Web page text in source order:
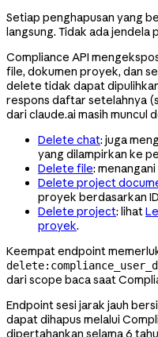
Setiap penghapusan yang
langsung. Tidak ada jendela
Compliance API
file, dokumen proyek, dan
delete tidak dapat
respons daftar setelahnya
dari claude.ai masih muncul
Delete chat: juga
yang dilampirkan ke
Delete file:
Delete project
proyek berdasarkan
Delete project: lihat
proyek.
Keempat endpoint
dari scope baca saat
Endpoint sesi jarak jauh
dapat dihapus melalui
dipertahankan selama 6